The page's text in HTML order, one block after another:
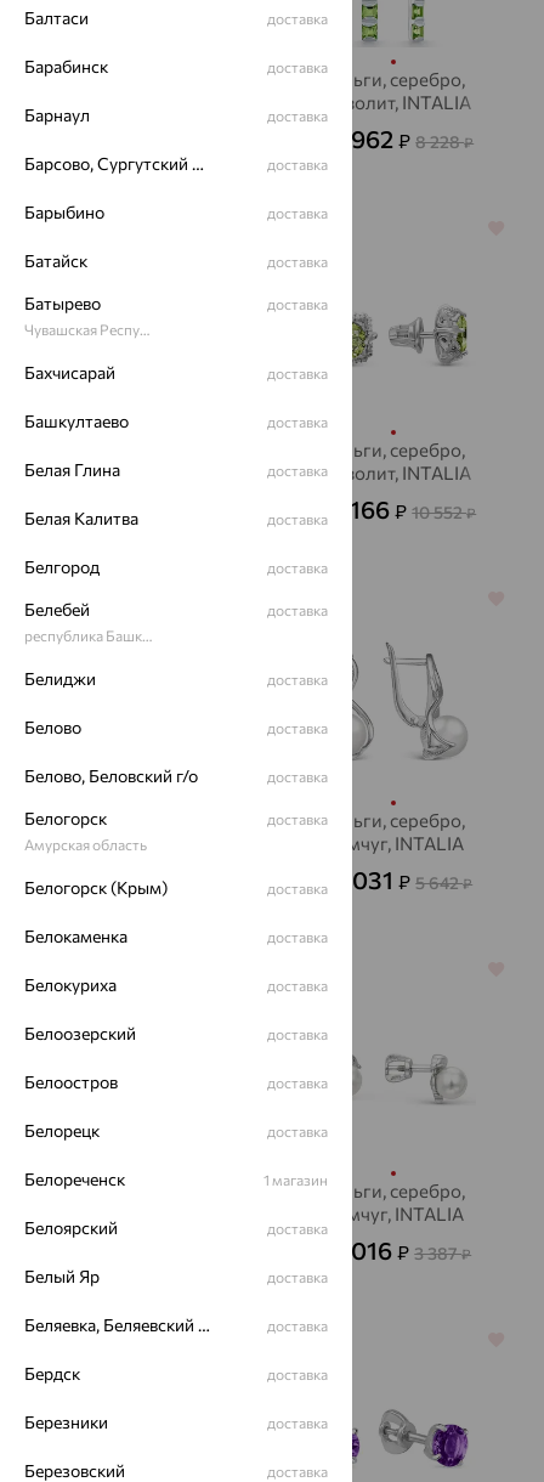
Серьги, серебро,
Серьги, серебро,
хризолит, INTALIA
2 962₽ 8 228₽
жемчуг, INTALIA
от 1 598
Серьги, серебро,
хризолит, INTALIA
3 166₽ 10 552₽
64%
Серьги, серебро,
опал, INTALIA
от 4 421 ₽ 12 281
Серьги, серебро,
жемчуг, INTALIA
от 2 031₽ 5 642₽
Серьги, серебро,
INTALIA
Серьги, серебро,
жемчуг, INTALIA
1 016₽ 3 387₽
Балтаси доставка
Барабинск доставка
Барнаул доставка
Барсово, Сургутский район доставка
Барыбино доставка
Батайск доставка
Батырево
Чувашская Республика - Чувашия
доставка
Бахчисарай доставка
Башкултаево доставка
Белая Глина доставка
Белая Калитва доставка
Белгород доставка
Белебей
республика Башкортостан
доставка
Белиджи доставка
Белово доставка
Белово, Беловский г/о доставка
Белогорск
Амурская область
доставка
Белогорск (Крым) доставка
Белокаменка доставка
Белокуриха доставка
Белоозерский доставка
Белоостров доставка
Белорецк доставка
Белореченск 1 магазин
Белоярский доставка
Белый Яр доставка
Беляевка, Беляевский р-он доставка
Бердск доставка
Березники доставка
Березовский доставка